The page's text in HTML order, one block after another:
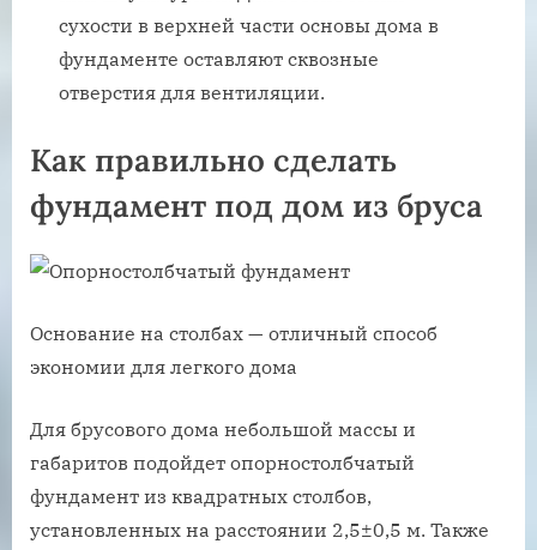
сухости в верхней части основы дома в
фундаменте оставляют сквозные
отверстия для вентиляции.
Как правильно сделать
фундамент под дом из бруса
Основание на столбах — отличный способ
экономии для легкого дома
Для брусового дома небольшой массы и
габаритов подойдет опорностолбчатый
фундамент из квадратных столбов,
установленных на расстоянии 2,5±0,5 м. Также